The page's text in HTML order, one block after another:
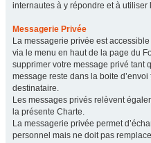
internautes à y répondre et à utiliser
Messagerie Privée
La messagerie privée est
via le menu en haut de la page du
supprimer votre message privé tant
message reste dans la boite d’envoi
destinataire.
Les messages privés relèvent
la présente Charte.
La messagerie privée permet
personnel mais ne doit pas